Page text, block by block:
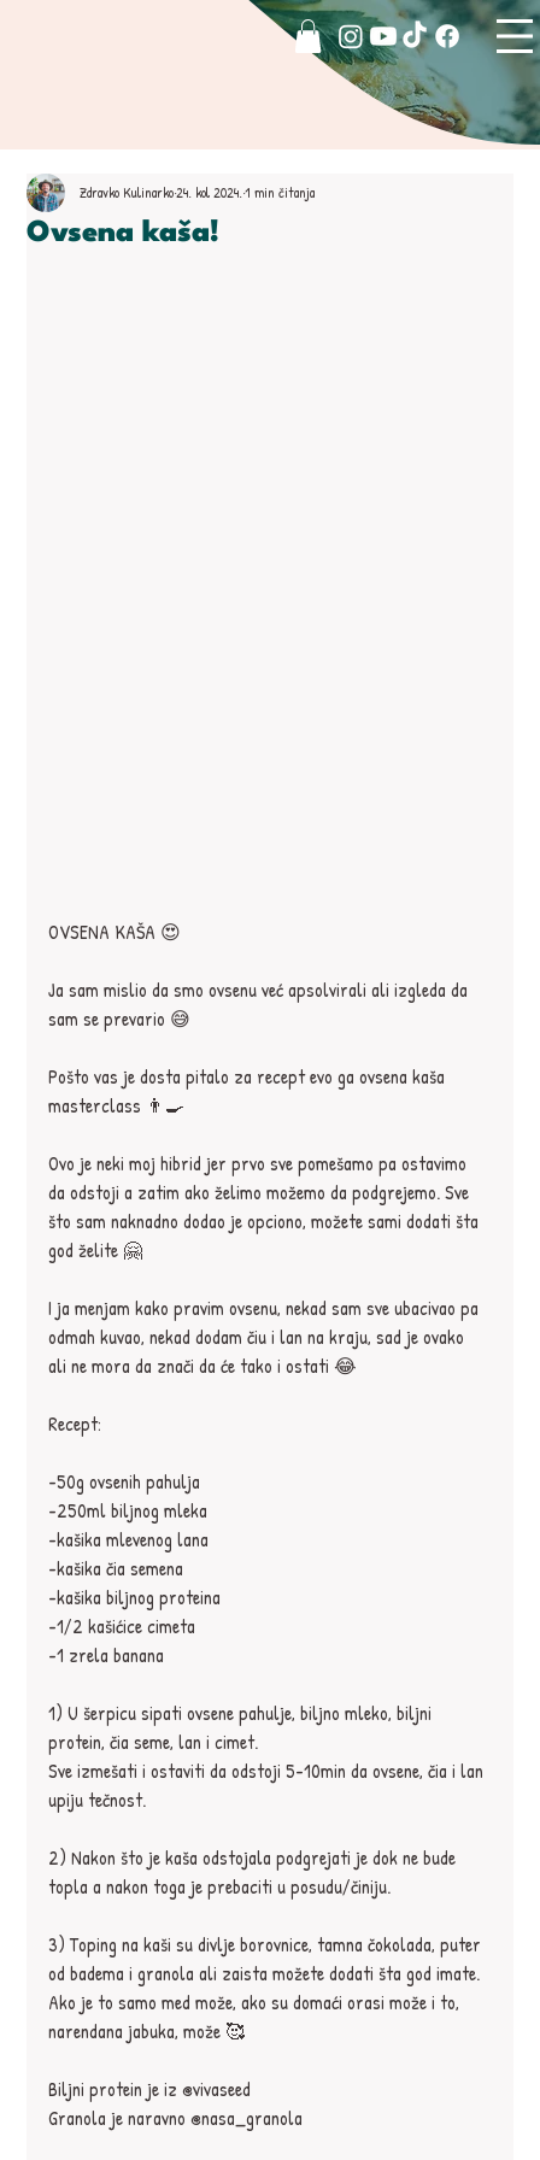
Ovsena kaša!
Zdravko Kulinarko24. kol 2024.1 min čitanja
OVSENA KAŠA 😍
Ja sam mislio da smo ovsenu već apsolvirali ali izgleda da
sam se prevario 😅
Pošto vas je dosta pitalo za recept evo ga ovsena kaša
masterclass 👨‍🍳
Ovo je neki moj hibrid jer prvo sve pomešamo pa ostavimo
da odstoji a zatim ako želimo možemo da podgrejemo. Sve
što sam naknadno dodao je opciono, možete sami dodati šta
god želite 🤗
I ja menjam kako pravim ovsenu, nekad sam sve ubacivao pa
odmah kuvao, nekad dodam čiu i lan na kraju, sad je ovako
ali ne mora da znači da će tako i ostati 😂
Recept:
-50g ovsenih pahulja
-250ml biljnog mleka
-kašika mlevenog lana
-kašika čia semena
-kašika biljnog proteina
-1/2 kašićice cimeta
-1 zrela banana
1) U šerpicu sipati ovsene pahulje, biljno mleko, biljni
protein, čia seme, lan i cimet.
Sve izmešati i ostaviti da odstoji 5-10min da ovsene, čia i lan
upiju tečnost.
2) Nakon što je kaša odstojala podgrejati je dok ne bude
topla a nakon toga je prebaciti u posudu/činiju.
3) Toping na kaši su divlje borovnice, tamna čokolada, puter
od badema i granola ali zaista možete dodati šta god imate.
Ako je to samo med može, ako su domaći orasi može i to,
narendana jabuka, može 🥰
Biljni protein je iz @vivaseed
Granola je naravno @nasa_granola